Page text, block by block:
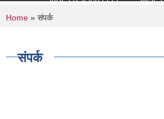
You are here
Home » संपर्क
संपर्क